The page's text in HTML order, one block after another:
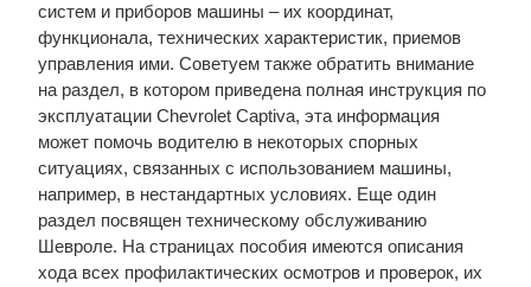
систем и приборов машины – их координат,
функционала, технических характеристик, приемов
управления ими. Советуем также обратить внимание
на раздел, в котором приведена полная инструкция по
эксплуатации Chevrolet Captiva, эта информация
может помочь водителю в некоторых спорных
ситуациях, связанных с использованием машины,
например, в нестандартных условиях. Еще один
раздел посвящен техническому обслуживанию
Шевроле. На страницах пособия имеются описания
хода всех профилактических осмотров и проверок, их